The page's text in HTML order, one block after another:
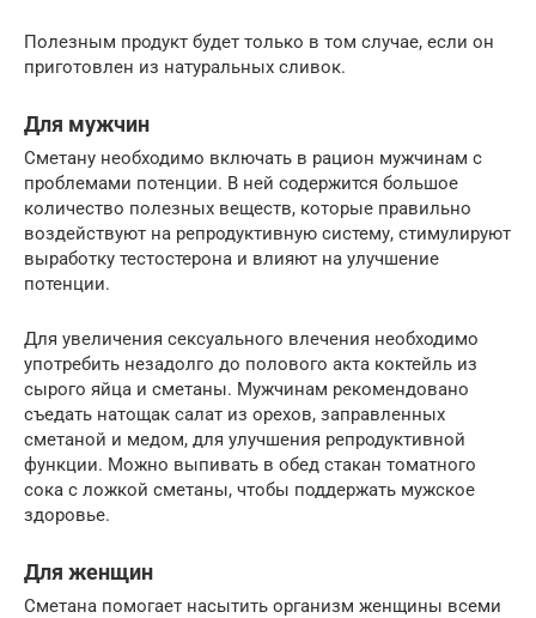
Полезным продукт будет только в том случае, если он
приготовлен из натуральных сливок.
Для мужчин
Сметану необходимо включать в рацион мужчинам с
проблемами потенции. В ней содержится большое
количество полезных веществ, которые правильно
воздействуют на репродуктивную систему, стимулируют
выработку тестостерона и влияют на улучшение
потенции.
Для увеличения сексуального влечения необходимо
употребить незадолго до полового акта коктейль из
сырого яйца и сметаны. Мужчинам рекомендовано
съедать натощак салат из орехов, заправленных
сметаной и медом, для улучшения репродуктивной
функции. Можно выпивать в обед стакан томатного
сока с ложкой сметаны, чтобы поддержать мужское
здоровье.
Для женщин
Сметана помогает насытить организм женщины всеми